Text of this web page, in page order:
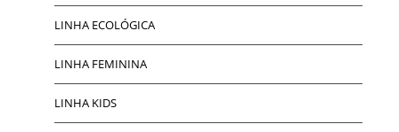
LINHA ECOLÓGICA
LINHA FEMININA
LINHA KIDS